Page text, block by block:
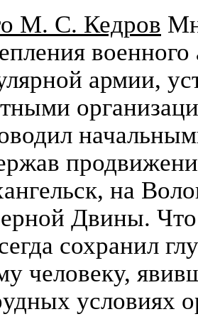
М. С. Кедров
военного
армии,
на
Двины. Что
сохранил
человеку,
условиях